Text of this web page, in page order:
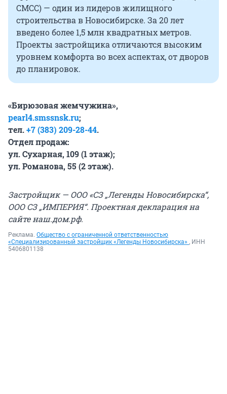
СМСС) — один из лидеров жилищного
строительства в Новосибирске. За 20 лет
введено более 1,5 млн квадратных метров.
Проекты застройщика отличаются высоким
уровнем комфорта во всех аспектах, от дворов
до планировок.
«Бирюзовая жемчужина»,
pearl4.smssnsk.ru;
тел.+7 (383) 209-28-44.
Отдел продаж:
​ул. Сухарная, 109​ (1 этаж);
ул. Романова, 55 (2 этаж).
Застройщик — ООО «СЗ „Легенды Новосибирска“,
ООО СЗ „ИМПЕРИЯ“. Проектная декларация на
сайте наш.дом.рф.
Реклама. Общество с ограниченной ответственностью
«Специализированный застройщик «Легенды Новосибирска» , ИНН
5406801138